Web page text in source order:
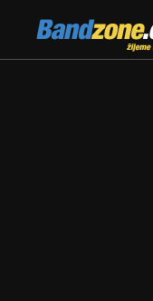
Bandzone.cz
žijeme hudbou